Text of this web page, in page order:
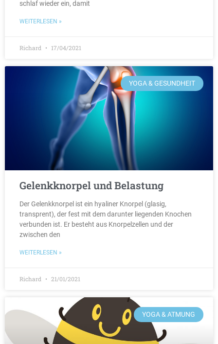
schlaf wieder ein, damit
WEITERLESEN »
Richard 17/04/2021
YOGA & GESUNDHEIT
Gelenkknorpel und Belastung
Der Gelenkknorpel ist ein hyaliner Knorpel (glasig,
transprent), der fest mit dem darunter liegenden Knochen
verbunden ist. Er besteht aus Knorpelzellen und der
zwischen den
WEITERLESEN »
Richard 21/01/2021
YOGA & ATMUNG